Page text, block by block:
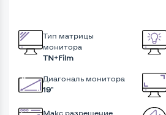
Тип матрицы
монитора
TN+Film
Диагональ монитора
19"
Макс разрешение